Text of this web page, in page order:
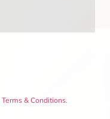
Terms & Conditions.